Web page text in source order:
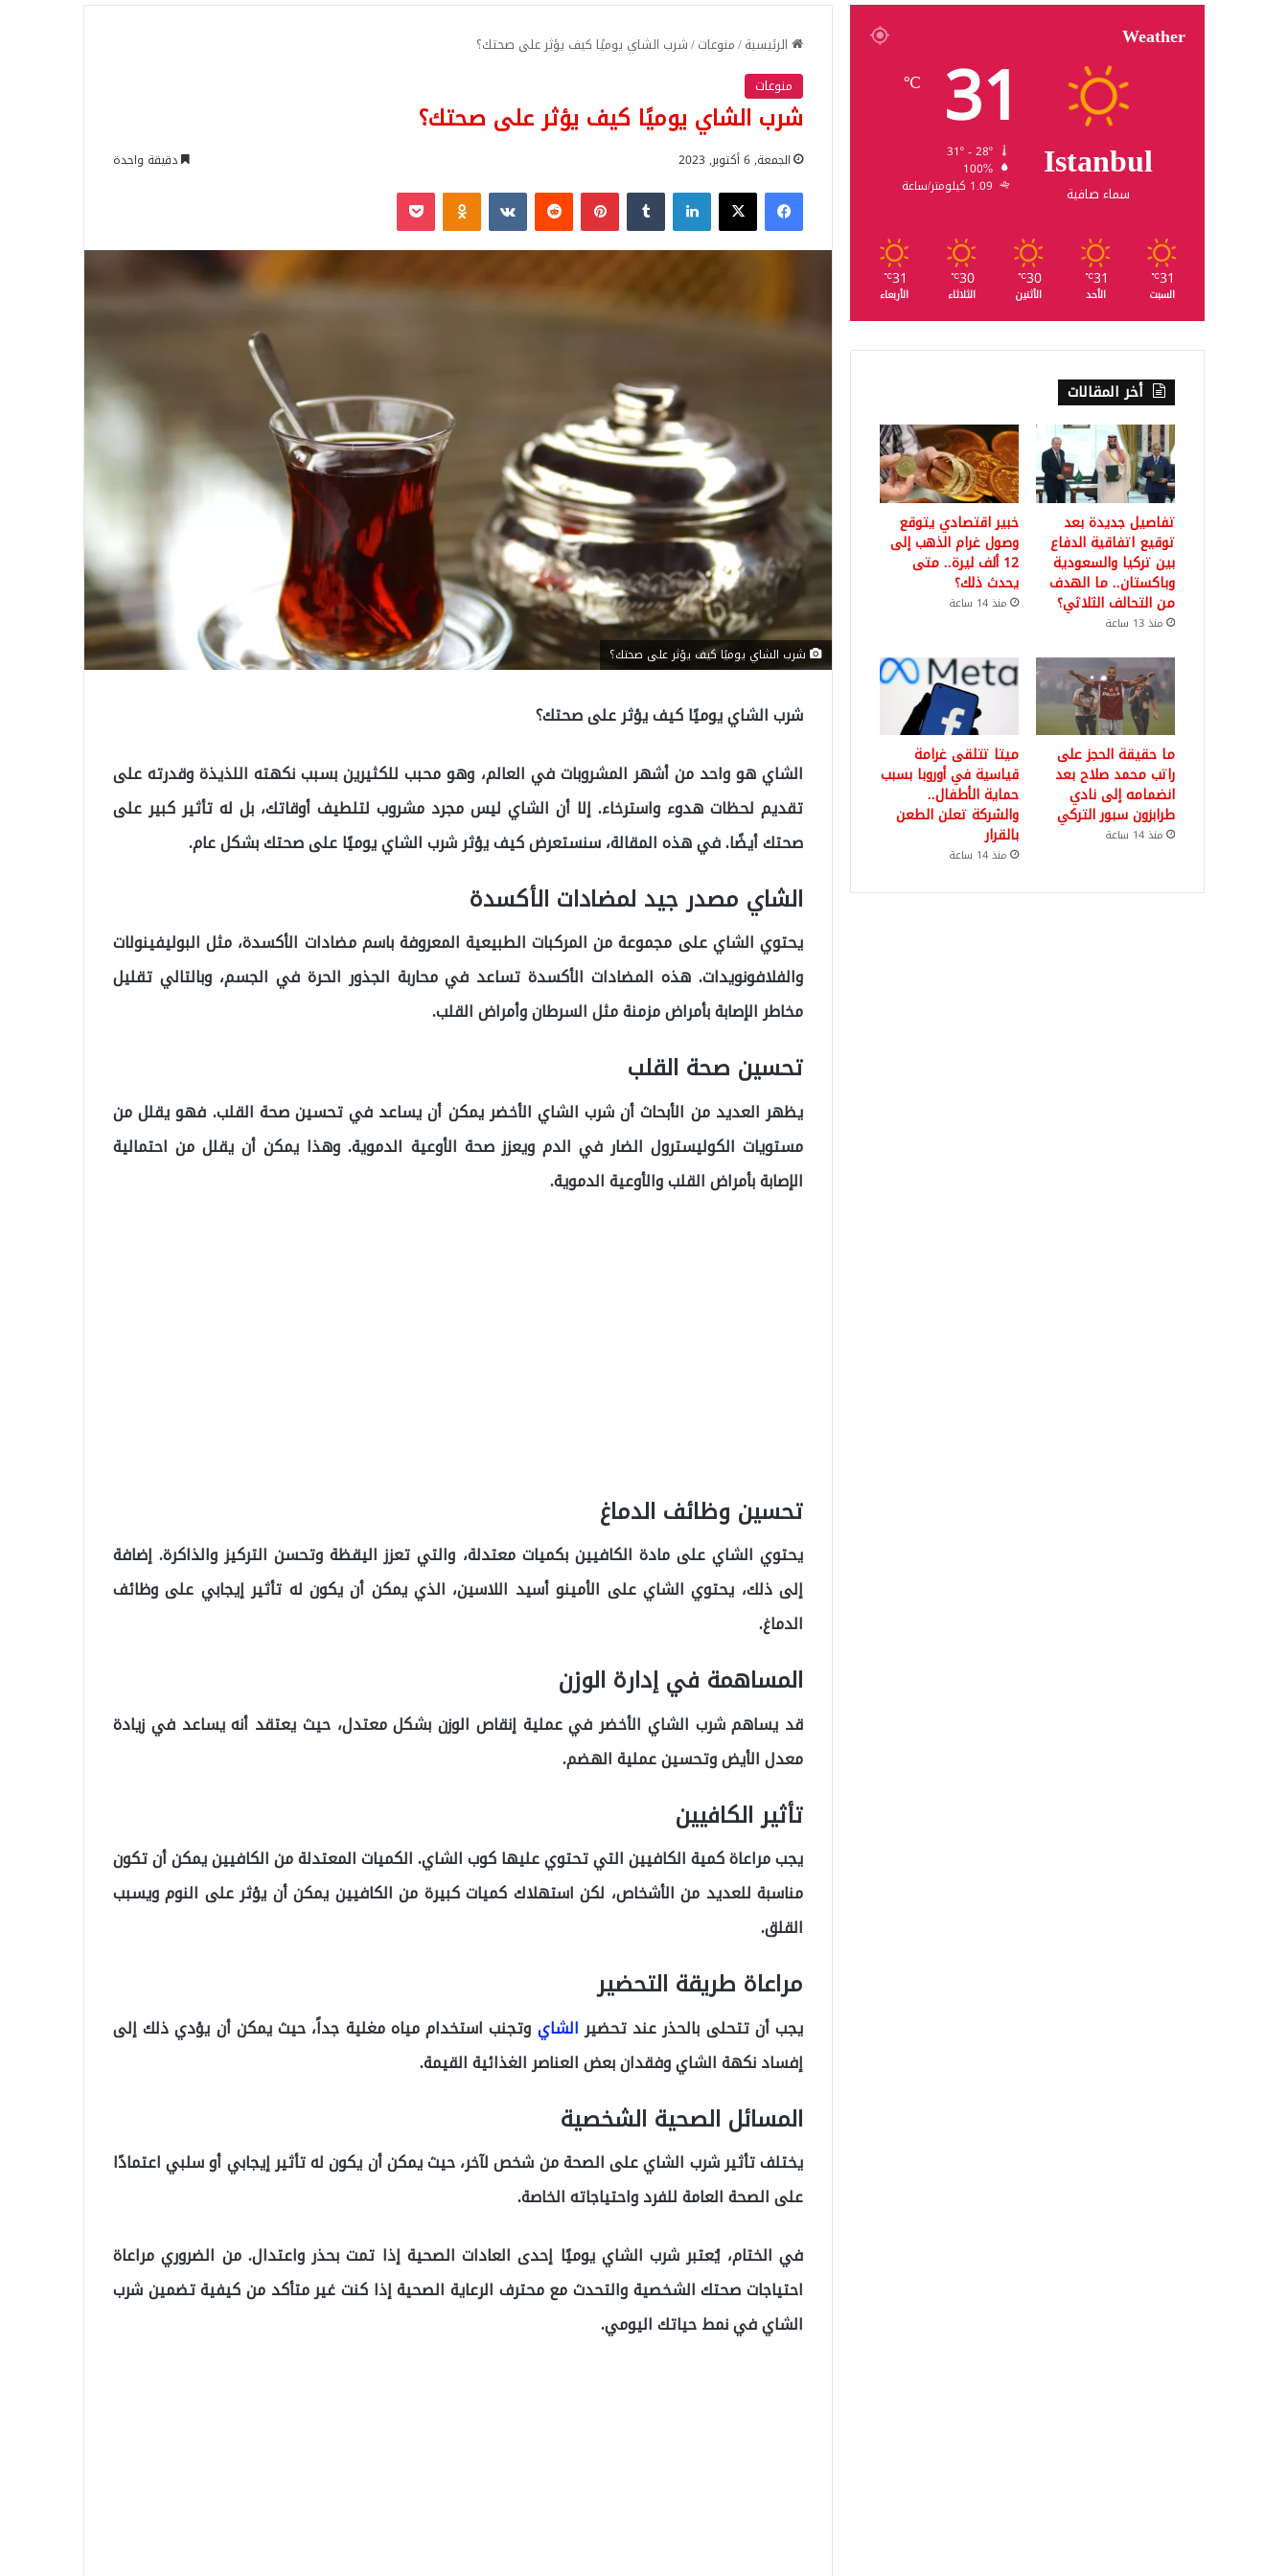
الرئيسية/منوعات/شرب الشاي يوميًا كيف يؤثر على صحتك؟
منوعات
شرب الشاي يوميًا كيف يؤثر على صحتك؟
الجمعة, 6 أكتوبر, 2023 دقيقة واحدة
فيسبوك‫X لينكدإن بينتيريست Odnoklassniki
‫Pocket
شرب الشاي يوميًا كيف يؤثر على صحتك؟
شرب الشاي يوميًا كيف يؤثر على صحتك؟
الشاي هو واحد من أشهر المشروبات في العالم، وهو محبب للكثيرين بسبب نكهته اللذيذة وقدرته على
تقديم لحظات هدوء واسترخاء. إلا أن الشاي ليس مجرد مشروب لتلطيف أوقاتك، بل له تأثير كبير على
صحتك أيضًا. في هذه المقالة، سنستعرض كيف يؤثر شرب الشاي يوميًا على صحتك بشكل عام.
الشاي مصدر جيد لمضادات الأكسدة
يحتوي الشاي على مجموعة من المركبات الطبيعية المعروفة باسم مضادات الأكسدة، مثل البوليفينولات
والفلافونويدات. هذه المضادات الأكسدة تساعد في محاربة الجذور الحرة في الجسم، وبالتالي تقليل
مخاطر الإصابة بأمراض مزمنة مثل السرطان وأمراض القلب.
تحسين صحة القلب
يظهر العديد من الأبحاث أن شرب الشاي الأخضر يمكن أن يساعد في تحسين صحة القلب. فهو يقلل من
مستويات الكوليسترول الضار في الدم ويعزز صحة الأوعية الدموية. وهذا يمكن أن يقلل من احتمالية
الإصابة بأمراض القلب والأوعية الدموية.
تحسين وظائف الدماغ
يحتوي الشاي على مادة الكافيين بكميات معتدلة، والتي تعزز اليقظة وتحسن التركيز والذاكرة. إضافة
إلى ذلك، يحتوي الشاي على الأمينو أسيد اللاسين، الذي يمكن أن يكون له تأثير إيجابي على وظائف
الدماغ.
المساهمة في إدارة الوزن
قد يساهم شرب الشاي الأخضر في عملية إنقاص الوزن بشكل معتدل، حيث يعتقد أنه يساعد في زيادة
معدل الأيض وتحسين عملية الهضم.
تأثير الكافيين
يجب مراعاة كمية الكافيين التي تحتوي عليها كوب الشاي. الكميات المعتدلة من الكافيين يمكن أن تكون
مناسبة للعديد من الأشخاص، لكن استهلاك كميات كبيرة من الكافيين يمكن أن يؤثر على النوم ويسبب
القلق.
مراعاة طريقة التحضير
يجب أن تتحلى بالحذر عند تحضير الشاي وتجنب استخدام مياه مغلية جداً، حيث يمكن أن يؤدي ذلك إلى
إفساد نكهة الشاي وفقدان بعض العناصر الغذائية القيمة.
المسائل الصحية الشخصية
يختلف تأثير شرب الشاي على الصحة من شخص لآخر، حيث يمكن أن يكون له تأثير إيجابي أو سلبي اعتمادًا
على الصحة العامة للفرد واحتياجاته الخاصة.
في الختام، يُعتبر شرب الشاي يوميًا إحدى العادات الصحية إذا تمت بحذر واعتدال. من الضروري مراعاة
احتياجات صحتك الشخصية والتحدث مع محترف الرعاية الصحية إذا كنت غير متأكد من كيفية تضمين شرب
الشاي في نمط حياتك اليومي.
Weather
Istanbul
سماء صافية
31
℃
100%
1.09 كيلومتر/ساعة
31
℃
السبت
31
℃
الأحد
30
℃
الأثنين
30
℃
الثلاثاء
31
℃
الأربعاء
أخر المقالات
تفاصيل جديدة بعد
توقيع اتفاقية الدفاع
بين تركيا والسعودية
وباكستان.. ما الهدف
من التحالف الثلاثي؟
منذ 13 ساعة
خبير اقتصادي يتوقع
وصول غرام الذهب إلى
12 ألف ليرة.. متى
يحدث ذلك؟
منذ 14 ساعة
ما حقيقة الحجز على
راتب محمد صلاح بعد
انضمامه إلى نادي
طرابزون سبور التركي
منذ 14 ساعة
ميتا تتلقى غرامة
قياسية في أوروبا بسبب
حماية الأطفال..
والشركة تعلن الطعن
بالقرار
منذ 14 ساعة